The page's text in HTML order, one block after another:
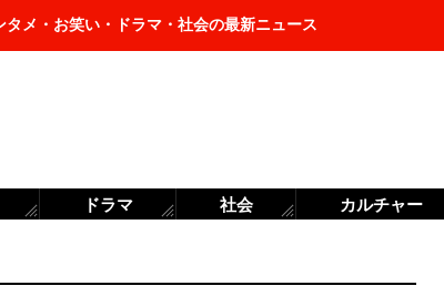
タメ・お笑い・ドラマ・社会の最新ニュース
ドラマ 社会 カルチャー